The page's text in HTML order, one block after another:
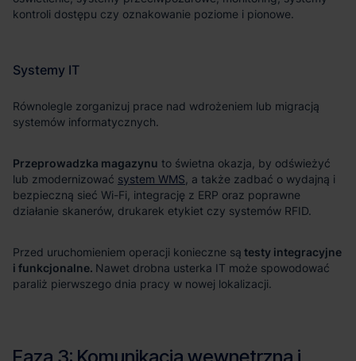
Przeprowadzka magazynu
system WMS
testy integracyjne
i funkcjonalne.